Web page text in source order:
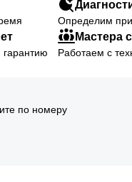
Определим
гарантию
Мастера
Работаем с
по номеру